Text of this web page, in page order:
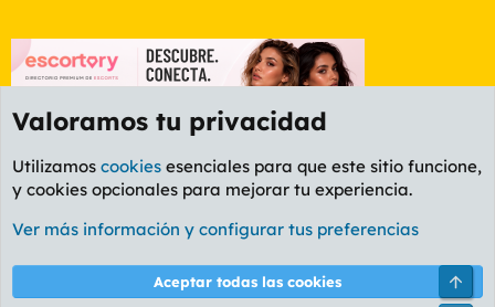
Etiquetas
Cookies
PL OLDSTYLE AMARILLO
Términos y reglas Política de privacidad Ayuda
Valoramos tu privacidad
Utilizamos cookies esenciales para que este sitio funcione,
y cookies opcionales para mejorar tu experiencia.
Ver más información y configurar tus preferencias
Aceptar todas las cookies